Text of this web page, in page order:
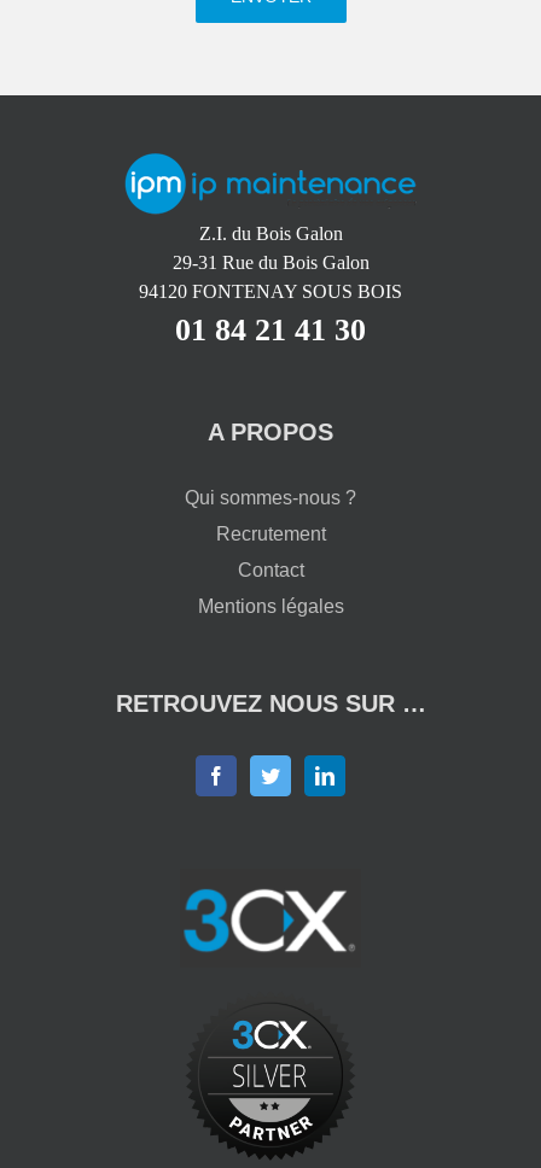
Z.I. du Bois Galon
29-31 Rue du Bois Galon
94120 FONTENAY SOUS BOIS
01 84 21 41 30
A PROPOS
Qui sommes-nous ?
Recrutement
Contact
Mentions légales
RETROUVEZ NOUS SUR …